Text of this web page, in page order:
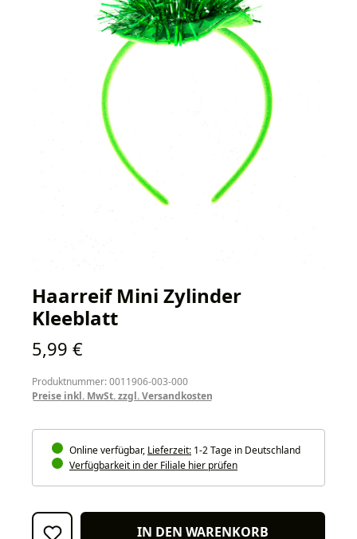
Haarreif Mini Zylinder
Kleeblatt
Regulärer Preis:
5,99 €
Produktnummer: 0011906-003-000
Preise inkl. MwSt. zzgl. Versandkosten
Online verfügbar, Lieferzeit: 1-2 Tage in Deutschland
Verfügbarkeit in der Filiale hier prüfen
IN DEN WARENKORB